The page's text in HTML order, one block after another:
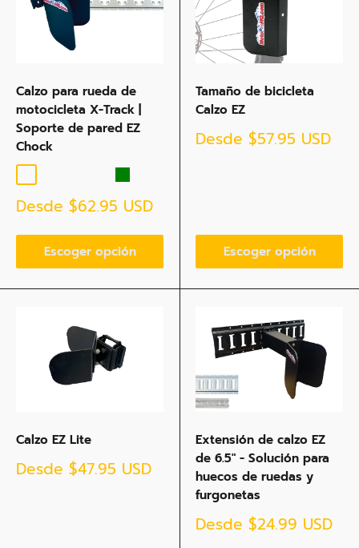
Calzo para rueda de
motocicleta X-Track |
Soporte de pared EZ
Chock
RojoGreen
Precio
venta
Desde $62.95 USD
Escoger opción
Tamaño de bicicleta
Calzo EZ
Precio
Desde $57.95 USD
Escoger opción
Calzo EZ Lite
Precio
Desde $47.95 USD
Extensión de calzo EZ
de 6.5" - Solución para
huecos de ruedas y
furgonetas
Precio
Desde $24.99 USD